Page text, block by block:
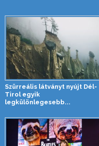
Szürreális látványt nyújt Dél-
Tirol egyik
legkülönlegesebb...